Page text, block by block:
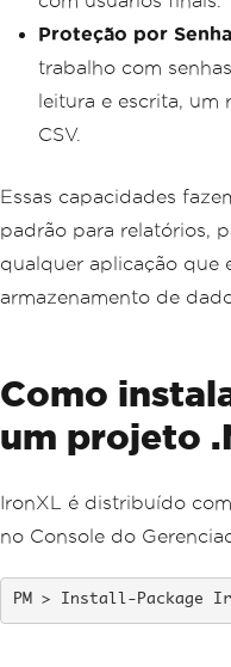
Proteção por Senha
trabalho com
leitura e escrita, um
CSV.
Essas capacidades
padrão para relatórios,
qualquer aplicação que
armazenamento de
Como
um projeto
IronXL é distribuído
no Console do
Install-Package